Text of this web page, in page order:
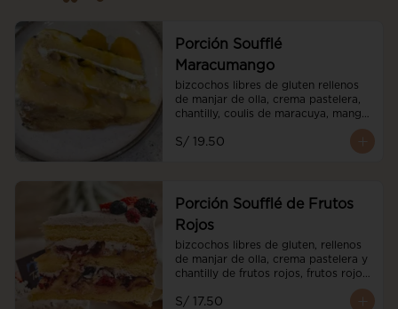
Porción Soufflé
Maracumango
bizcochos libres de gluten rellenos
de manjar de olla, crema pastelera,
chantilly, coulis de maracuya, mango
S/ 19.50
Porción Soufflé de Frutos
Rojos
bizcochos libres de gluten, rellenos
de manjar de olla, crema pastelera y
chantilly de frutos rojos, frutos rojos
frutos rojos.
S/ 17.50